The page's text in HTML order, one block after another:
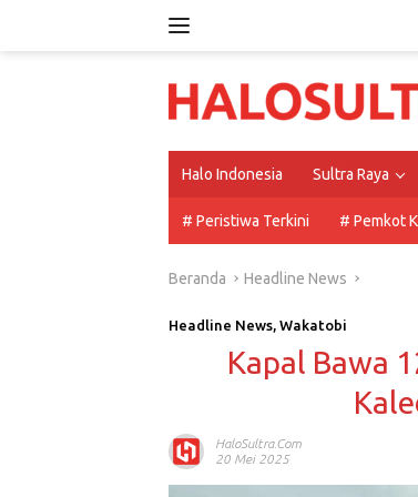
Halo Indonesia Sultra Raya
# Peristiwa Terkini # Pemkot
Beranda Headline News
Headline News, Wakatobi
Kapal Bawa
HaloSultra.com
20 Mei 2025